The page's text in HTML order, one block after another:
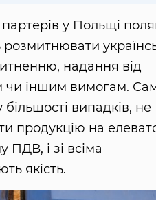
у Польщі
розмитнювати
надання від
чи іншим вимогам.
випадків, не
продукцію на
ПДВ, і зі всіма
якість.